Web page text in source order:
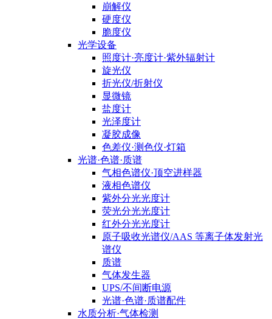
崩解仪
硬度仪
脆度仪
光学设备
照度计·亮度计·紫外辐射计
旋光仪
折光仪/折射仪
显微镜
盐度计
光泽度计
凝胶成像
色差仪·测色仪·灯箱
光谱·色谱·质谱
气相色谱仪·顶空进样器
液相色谱仪
紫外分光光度计
荧光分光光度计
红外分光光度计
原子吸收光谱仪/AAS 等离子体发射光
谱仪
质谱
气体发生器
UPS/不间断电源
光谱·色谱·质谱配件
水质分析·气体检测